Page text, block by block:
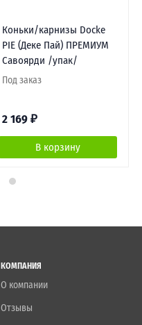
Коньки/карнизы Docke
PIE (Деке Пай) ПРЕМИУМ
Савоярди /упак/
Под заказ
2 169 ₽
В корзину
КОМПАНИЯ
О компании
Отзывы